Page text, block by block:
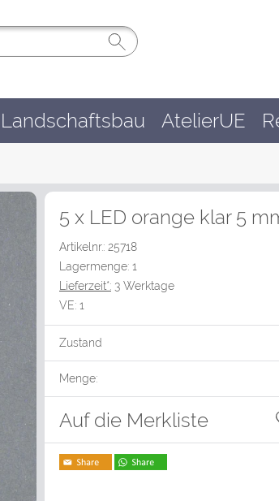
Landschaftsbau AtelierUE
5 x LED orange klar 5
Artikelnr.: 25718
Lagermenge: 1
Lieferzeit*: 3 Werktage
VE: 1
Zustand
Menge:
Auf die Merkliste